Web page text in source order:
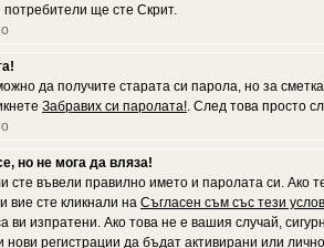
потребители ще сте Скрит.
да получите старата си парола, но за
Забравих си паролата!. След това просто
но не мога да вляза!
сте въвели правилно името и паролата си. Ако
вие сте кликнали на Съгласен съм със тези
ви изпратени. Ако това не е вашия случай,
нови регистрации да бъдат активирани или